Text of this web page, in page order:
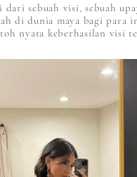
sebuah visi, sebuah
di dunia maya bagi para
nyata keberhasilan visi